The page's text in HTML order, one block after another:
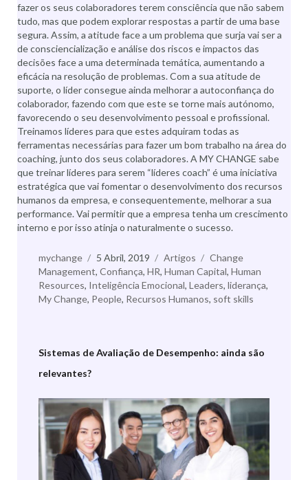
fazer os seus colaboradores terem consciência que não sabem
tudo, mas que podem explorar respostas a partir de uma base
segura. Assim, a atitude face a um problema que surja vai ser a
de consciencialização e análise dos riscos e impactos das
decisões face a uma determinada temática, aumentando a
eficácia na resolução de problemas. Com a sua atitude de
suporte, o líder consegue ainda melhorar a autoconfiança do
colaborador, fazendo com que este se torne mais autónomo,
favorecendo o seu desenvolvimento pessoal e profissional.
Treinamos líderes para que estes adquiram todas as
ferramentas necessárias para fazer um bom trabalho na área do
coaching, junto dos seus colaboradores. A MY CHANGE sabe
que treinar líderes para serem “líderes coach” é uma iniciativa
estratégica que vai fomentar o desenvolvimento dos recursos
humanos da empresa, e consequentemente, melhorar a sua
performance. Vai permitir que a empresa tenha um crescimento
interno e por isso atinja o naturalmente o sucesso.
Autor
mychange
Publicado
a
5 Abril, 2019 Categorias
Artigos Etiquetas
Change
Management, Confiança, HR, Human Capital, Human
Resources, Inteligência Emocional, Leaders, liderança,
My Change, People, Recursos Humanos, soft skills
Sistemas de Avaliação de Desempenho: ainda são
relevantes?